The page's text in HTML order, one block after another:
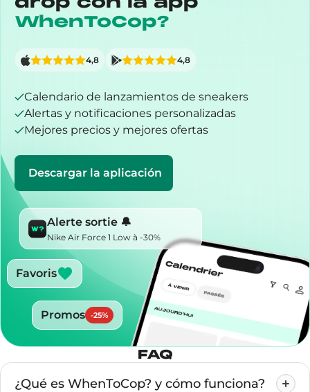
WhenToCop?
Calendario de lanzamientos de sneakers
Alertas y notificaciones personalizadas
Mejores precios y mejores ofertas
Descargar la aplicación
4,8 4,8
Alerte sortie 🔔
Nike Air Force 1 Low à -30%
Favoris
Promos -25%
FAQ
¿Qué es WhenToCop? y cómo funciona?